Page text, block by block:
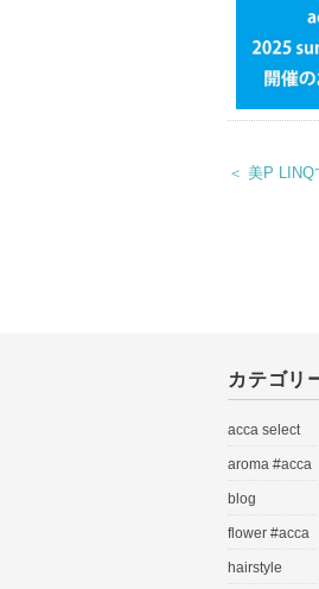
＜ 美P
カテゴリ
acca select
aroma #acca
blog
flower #acca
hairstyle